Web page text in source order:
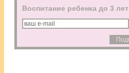
Воспитание ребенка до 3 лет